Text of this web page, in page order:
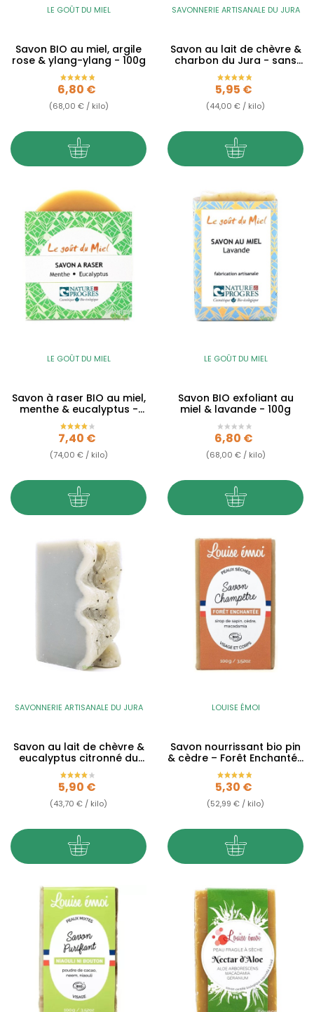
LE GOÛT DU MIEL
Savon BIO au miel, argile
rose & ylang-ylang - 100g
Prix
6,80 €
(68,00 € / kilo)
SAVONNERIE ARTISANALE DU JURA
Savon au lait de chèvre &
charbon du Jura - sans
huiles...
Prix
5,95 €
(44,00 € / kilo)
LE GOÛT DU MIEL
Savon à raser BIO au miel,
menthe & eucalyptus -
100g
Prix
7,40 €
(74,00 € / kilo)
LE GOÛT DU MIEL
Savon BIO exfoliant au
miel & lavande - 100g
Prix
6,80 €
(68,00 € / kilo)
SAVONNERIE ARTISANALE DU JURA
Savon au lait de chèvre &
eucalyptus citronné du
Jura - 135g
Prix
5,90 €
(43,70 € / kilo)
LOUISE ÉMOI
Savon nourrissant bio pin
& cèdre – Forêt Enchantée
– 100g
Prix
5,30 €
(52,99 € / kilo)